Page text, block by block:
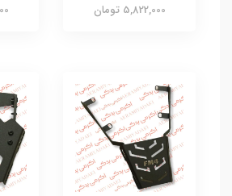
5,822,000 تومان